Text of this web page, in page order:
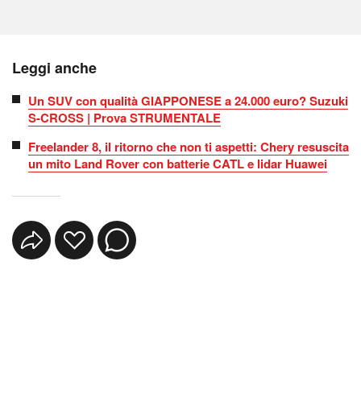
Leggi anche
Un SUV con qualità GIAPPONESE a 24.000 euro? Suzuki
S-CROSS | Prova STRUMENTALE
Freelander 8, il ritorno che non ti aspetti: Chery resuscita
un mito Land Rover con batterie CATL e lidar Huawei